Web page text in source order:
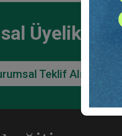
Üyelikler
Teklif Alın